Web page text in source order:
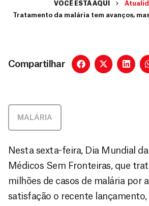
VOCÊ ESTÁ AQUI
Tratamento da malária tem avanços,
Compartilhar
MALÁRIA
Nesta sexta-feira, Dia Mundial da
Médicos Sem Fronteiras, que
milhões de casos de malária por
satisfação o recente lançamento,